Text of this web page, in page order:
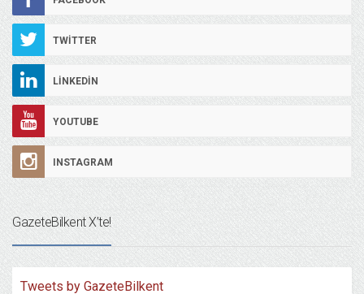
TWITTER
LINKEDIN
YOUTUBE
INSTAGRAM
GazeteBilkent X’te!
Tweets by GazeteBilkent